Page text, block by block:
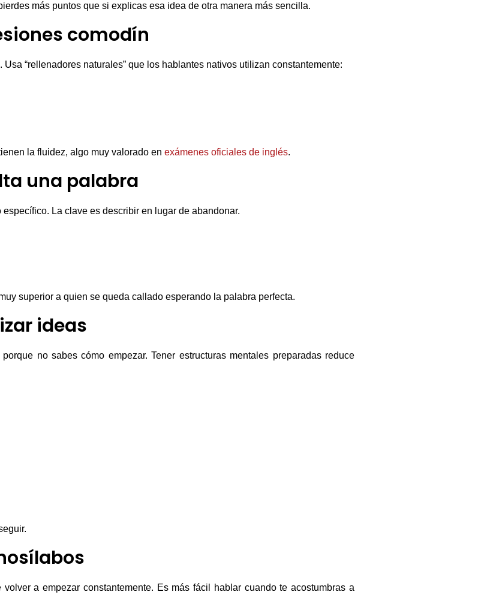
más puntos que si explicas esa idea de otra manera más sencilla.
comodín
“rellenadores naturales” que los hablantes nativos utilizan constantemente:
la fluidez, algo muy valorado en exámenes oficiales de inglés.
una palabra
La clave es describir en lugar de abandonar.
superior a quien se queda callado esperando la palabra perfecta.
ideas
no sabes cómo empezar. Tener estructuras mentales preparadas reduce
a empezar constantemente. Es más fácil hablar cuando te acostumbras a